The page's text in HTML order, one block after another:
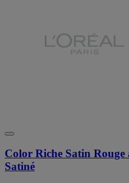
Color Riche Satin Rouge
Satiné